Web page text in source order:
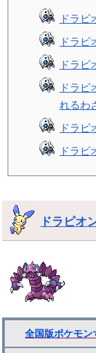
ドラピ
ドラピ
ドラピ
ドラピ
れるわ
ドラピ
ドラピ
ドラピオ
全国版ポケモン